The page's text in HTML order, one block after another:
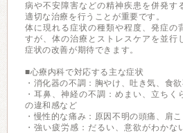
病や不安障害などの精神疾患を併発す
適切な治療を行うことが重要です。
体に現れる症状の種類や程度、発症の
すが、体の治療とストレスケアを並行
症状の改善が期待できます。
■心療内科で対応する主な症状
・消化器の不調：胸やけ、吐き気、食
・耳鼻、神経の不調：めまい、立ちく
の違和感など
・慢性的な痛み：原因不明の頭痛、肩
・強い疲労感：だるい、意欲がわかな